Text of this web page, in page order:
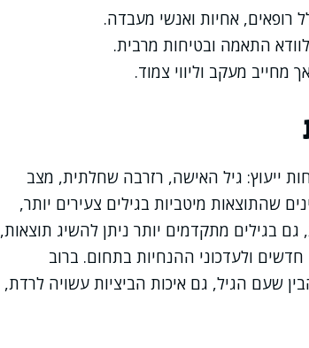
רופאים, אחיות ואנשי מעבדה.
התאמה ובטיחות מרבית.
מחייב מעקב וליווי צמוד.
ייעוץ: גיל האישה, רזרבה שחלתית, מצב
שהתוצאות מיטביות בגילים צעירים יותר,
בגילים מתקדמים יותר ניתן להשיג תוצאות,
ולעדכוני ההנחיות בתחום. ברוב
שעם הגיל, גם איכות הביציות עשויה לרדת,